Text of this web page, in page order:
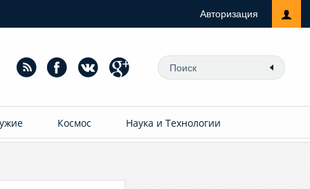
Авторизация
Космос Наука и Технологии